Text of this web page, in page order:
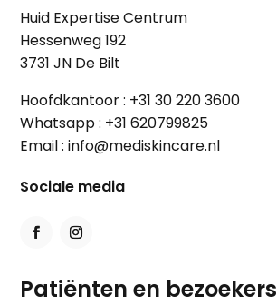
Huid Expertise Centrum
Hessenweg 192
3731 JN De Bilt
Hoofdkantoor : +31 30 220 3600
Whatsapp : +31 620799825
Email : info@mediskincare.nl
Sociale media
Patiënten en bezoekers